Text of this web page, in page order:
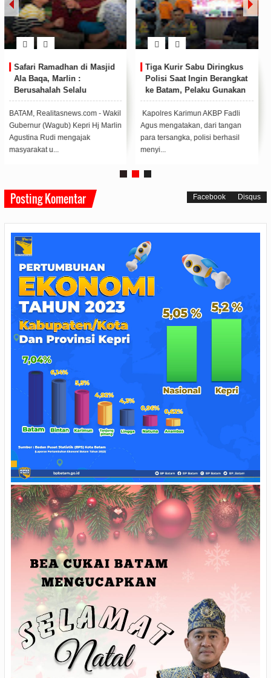
Safari Ramadhan di Masjid
Ala Baqa, Marlin :
Berusahalah Selalu
Bermanfaat untuk Orang
Lain
BATAM, Realitasnews.com - Wakil
Gubernur (Wagub) Kepri Hj Marlin
Agustina Rudi mengajak
masyarakat u...
Tiga Kurir Sabu Diringkus
Polisi Saat Ingin Berangkat
ke Batam, Pelaku Gunakan
Modus Sembunyikan Sabu
di Anus
Kapolres Karimun AKBP Fadli
Agus mengatakan, dari tangan
para tersangka, polisi berhasil
menyi...
Posting Komentar Facebook Disqus